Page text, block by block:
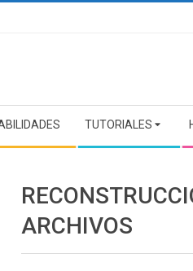
TUTORIALES
ARCHIVOS